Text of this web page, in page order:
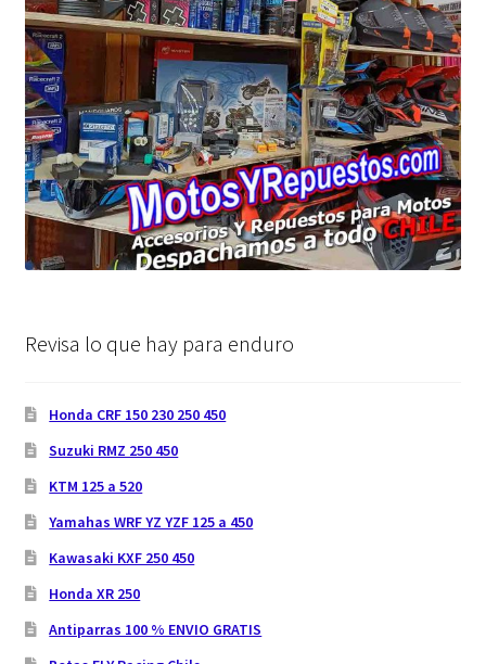
Revisa lo que hay para enduro
Honda CRF 150 230 250 450
Suzuki RMZ 250 450
KTM 125 a 520
Yamahas WRF YZ YZF 125 a 450
Kawasaki KXF 250 450
Honda XR 250
Antiparras 100 % ENVIO GRATIS